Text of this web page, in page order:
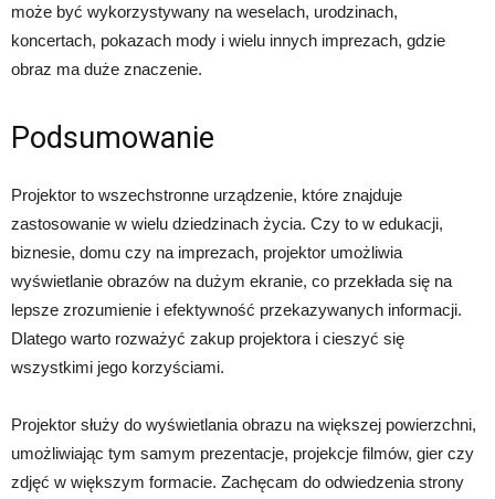
może być wykorzystywany na weselach, urodzinach,
koncertach, pokazach mody i wielu innych imprezach, gdzie
obraz ma duże znaczenie.
Podsumowanie
Projektor to wszechstronne urządzenie, które znajduje
zastosowanie w wielu dziedzinach życia. Czy to w edukacji,
biznesie, domu czy na imprezach, projektor umożliwia
wyświetlanie obrazów na dużym ekranie, co przekłada się na
lepsze zrozumienie i efektywność przekazywanych informacji.
Dlatego warto rozważyć zakup projektora i cieszyć się
wszystkimi jego korzyściami.
Projektor służy do wyświetlania obrazu na większej powierzchni,
umożliwiając tym samym prezentacje, projekcje filmów, gier czy
zdjęć w większym formacie. Zachęcam do odwiedzenia strony